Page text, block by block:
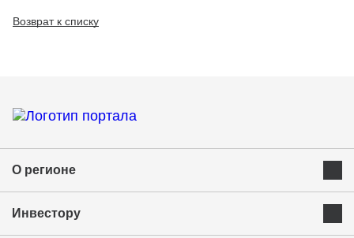
Возврат к списку
О регионе
Экономика и ресурсы
Инвестору